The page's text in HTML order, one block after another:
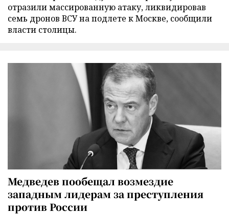
отразили массированную атаку, ликвидировав
семь дронов ВСУ на подлете к Москве, сообщили
власти столицы.
Медведев пообещал возмездие
западным лидерам за преступления
против России